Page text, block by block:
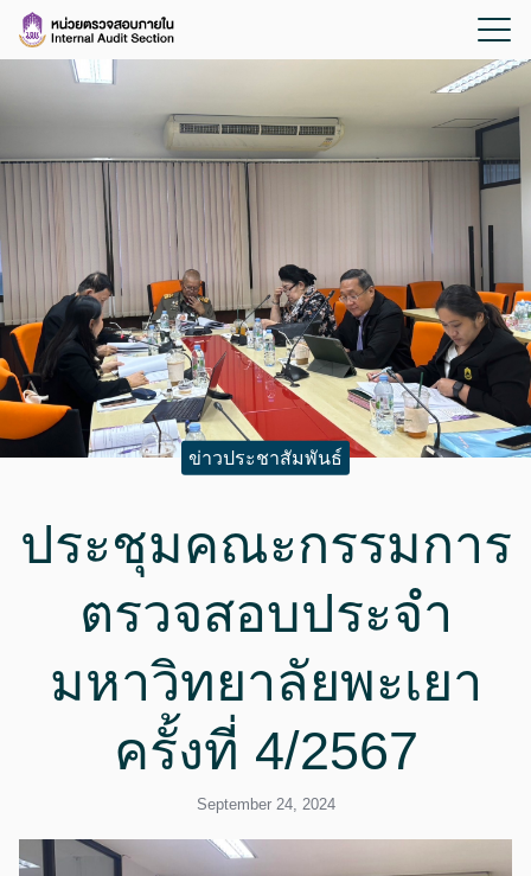
ข่าวประชาสัมพันธ์
ประชุมคณะกรรมการ
ตรวจสอบประจำ
มหาวิทยาลัยพะเยา
ครั้งที่ 4/2567
September 24, 2024